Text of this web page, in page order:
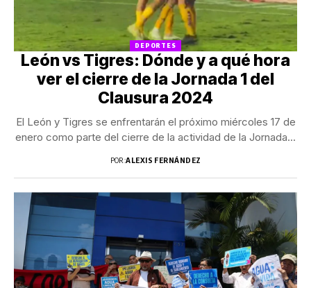
DEPORTES
León vs Tigres: Dónde y a qué hora
ver el cierre de la Jornada 1 del
Clausura 2024
El León y Tigres se enfrentarán el próximo miércoles 17 de
enero como parte del cierre de la actividad de la Jornada...
POR:ALEXIS FERNÁNDEZ